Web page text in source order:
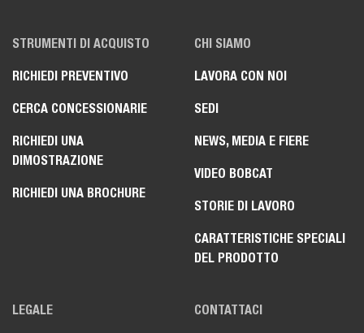
STRUMENTI DI ACQUISTO
RICHIEDI PREVENTIVO
CERCA CONCESSIONARIE
RICHIEDI UNA
DIMOSTRAZIONE
RICHIEDI UNA BROCHURE
CHI SIAMO
LAVORA CON NOI
SEDI
NEWS, MEDIA E FIERE
VIDEO BOBCAT
STORIE DI LAVORO
CARATTERISTICHE SPECIALI
DEL PRODOTTO
LEGALE CONTATTACI